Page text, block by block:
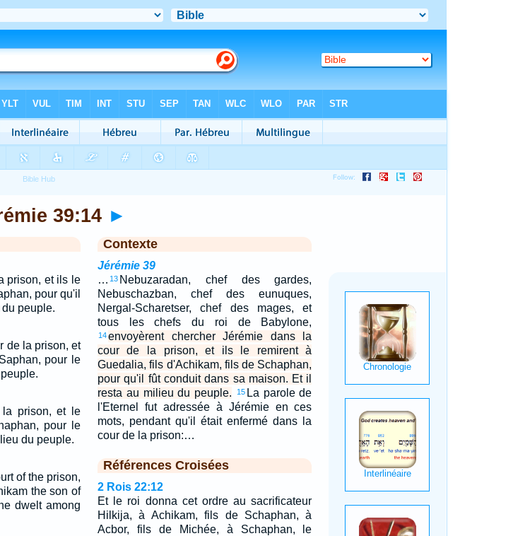
39:14 ►
prison, et ils le
pour qu'il
peuple.
de la prison, et
pour le
la prison, et le
pour le
du peuple.
of the prison,
the son of
dwelt among
Contexte
Jérémie 39
… 13 Nebuzaradan, chef des gardes,
Nebuschazban, chef des eunuques,
Nergal-Scharetser, chef des mages, et
tous les chefs du roi de Babylone,
14envoyèrent chercher Jérémie dans la
cour de la prison, et ils le remirent à
Guedalia, fils d'Achikam, fils de Schaphan,
pour qu'il fût conduit dans sa maison. Et il
resta au milieu du peuple.
15 La parole de
l'Eternel fut adressée à Jérémie en ces
mots, pendant qu'il était enfermé dans la
cour de la prison:…
Références Croisées
2 Rois 22:12
Et le roi donna cet ordre au sacrificateur
Hilkija, à Achikam, fils de Schaphan, à
Acbor, fils de Michée, à Schaphan, le